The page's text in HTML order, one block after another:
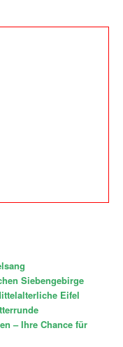
Siebengebirge
Eifel
– Ihre Chance für